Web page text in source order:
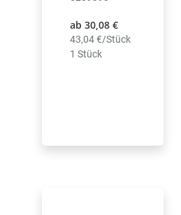
ab 30,08 €
43,04 €/Stück
1 Stück